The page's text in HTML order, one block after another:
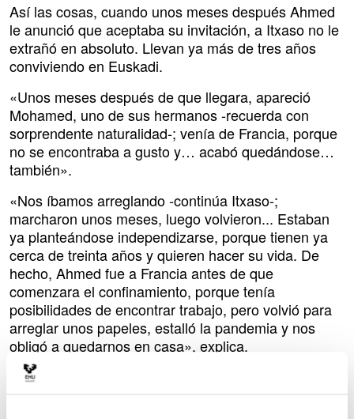
Así las cosas, cuando unos meses después Ahmed
le anunció que aceptaba su invitación, a Itxaso no le
extrañó en absoluto. Llevan ya más de tres años
conviviendo en Euskadi.
«Unos meses después de que llegara, apareció
Mohamed, uno de sus hermanos -recuerda con
sorprendente naturalidad-; venía de Francia, porque
no se encontraba a gusto y… acabó quedándose…
también».
«Nos íbamos arreglando -continúa Itxaso-;
marcharon unos meses, luego volvieron... Estaban
ya planteándose independizarse, porque tienen ya
cerca de treinta años y quieren hacer su vida. De
hecho, Ahmed fue a Francia antes de que
comenzara el confinamiento, porque tenía
posibilidades de encontrar trabajo, pero volvió para
arreglar unos papeles, estalló la pandemia y nos
obligó a quedarnos en casa», explica.
«Peeeeeero -añade entre risas- poco antes de que
comenzara el confinamiento apareció una amiga